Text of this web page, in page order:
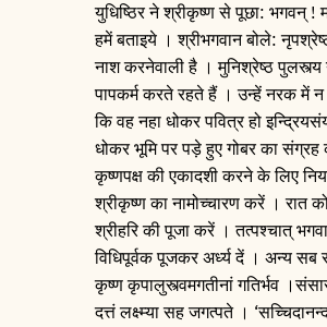
युधिष्ठिर ने श्रीकृष्ण से पूछा: भगवन्
हमें बताइये । श्रीभगवान बोले:
नाश करनेवाली है । मुनिश्रेष्ठ
पापकर्म करते रहते हैं । उन्हें नरक में
कि वह नहा धोकर पवित्र हो
धोकर भूमि पर पड़े हुए गोबर का
कृष्णपक्ष की एकादशी करने के लिए
श्रीकृष्ण का नामोच्चारण करें ।
श्रीहरि की पूजा करें । तत्पश्चात्
विधिपूर्वक पूजकर अर्ध्य दें । अन्य सब
कृष्ण कृपालुस्त्वमगतीनां गतिर्भव
दत्तं लक्ष्म्या सह जगत्पते ।